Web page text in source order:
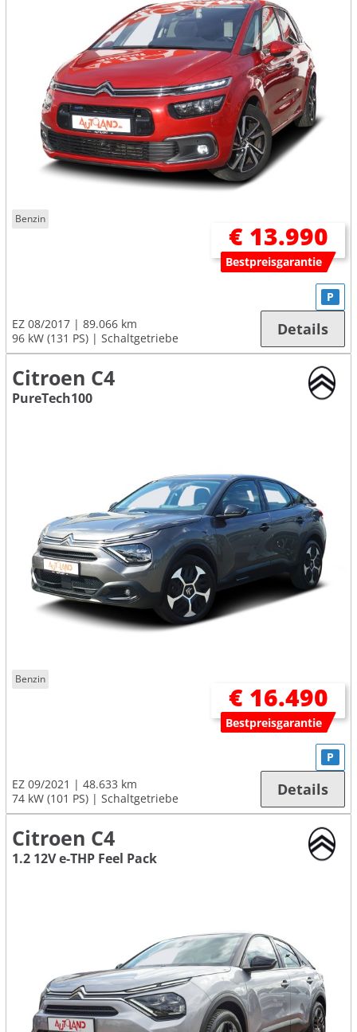
Benzin
€ 13.990
Bestpreisgarantie
EZ 08/2017
89.066 km
96 kW (131 PS)
Schaltgetriebe
P
Details
Citroen C4
PureTech100
Benzin
€ 16.490
Bestpreisgarantie
EZ 09/2021
48.633 km
74 kW (101 PS)
Schaltgetriebe
P
Details
Citroen C4
1.2 12V e-THP Feel Pack